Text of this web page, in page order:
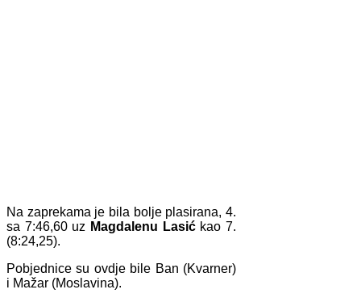
Na zaprekama je bila bolje plasirana, 4.
sa 7:46,60 uz Magdalenu Lasićkao 7.
(8:24,25).
Pobjednice su ovdje bile Ban (Kvarner)
i Mažar (Moslavina).